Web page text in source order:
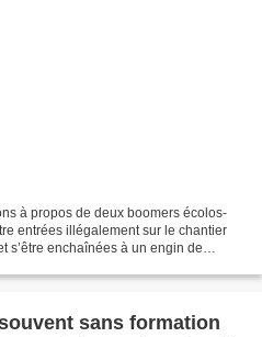
à propos de deux boomers écolos-
entrées illégalement sur le chantier
s’être enchaînées à un engin de
sans formation